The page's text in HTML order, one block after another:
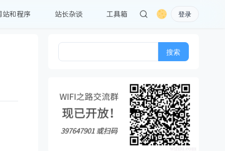
站和程序 站长杂谈 工具箱 登录